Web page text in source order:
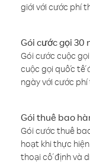
giới với cước phí
Gói cước gọi 30
Gói cước cuộc
cuộc gọi quốc tế
ngày với cước
Gói thuê bao
Gói cước thuê
hoạt khi thực
thoại cố định và